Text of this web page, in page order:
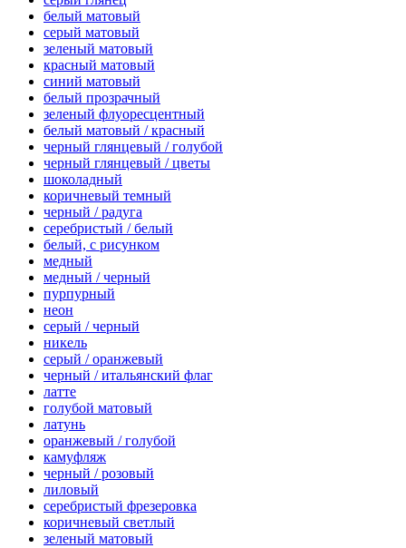
белый матовый
серый матовый
зеленый матовый
красный матовый
синий матовый
белый прозрачный
зеленый флуоресцентный
белый матовый / красный
черный глянцевый / голубой
черный глянцевый / цветы
шоколадный
коричневый темный
черный / радуга
серебристый / белый
белый, с рисунком
медный
медный / черный
пурпурный
неон
серый / черный
никель
серый / оранжевый
черный / итальянский флаг
латте
голубой матовый
латунь
оранжевый / голубой
камуфляж
черный / розовый
лиловый
серебристый фрезеровка
коричневый светлый
зеленый матовый